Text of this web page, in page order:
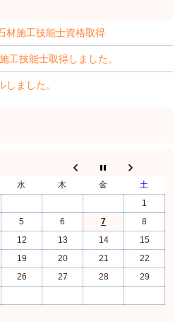
施工技能士資格取得
技能士取得しました。
ました。
水 木 金
土
1
5 6 7
8
12 13 14
15
19 20 21
22
26 27 28
29